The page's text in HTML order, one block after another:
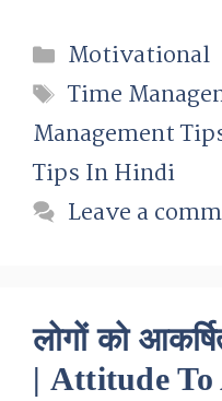
Categories
Motivational
Tags
Time
Management
Tips In Hindi
Leave a
लोगों को
| Attitude To